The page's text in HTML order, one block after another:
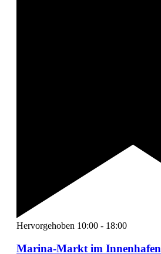
Hervorgehoben 10:00 - 18:00
Marina-Markt im Innenhafen